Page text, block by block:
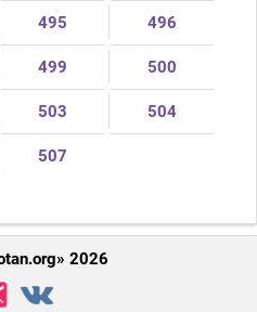
495 496
499 500
503 504
507